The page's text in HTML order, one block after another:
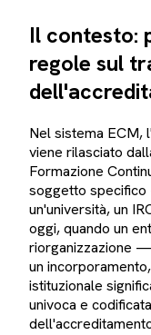
Il contesto:
regole sul
Nel sistema ECM,
viene rilasciato
Formazione
soggetto specifico
un'università, un
oggi, quando un
riorganizzazione
un
istituzionale
univoca e